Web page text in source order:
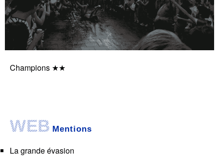
Champions ★★
WEB Mentions
La grande évasion